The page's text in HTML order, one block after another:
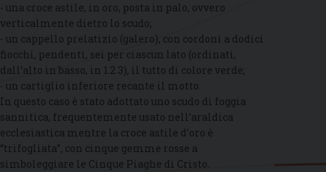
- una croce astile, in oro, posta in palo, ovvero
verticalmente dietro lo scudo;
- un cappello prelatizio (galero), con cordoni a dodici
fiocchi, pendenti, sei per ciascun lato (ordinati,
dall’alto in basso, in 1.2.3), il tutto di colore verde;
- un cartiglio inferiore recante il motto.
In questo caso è stato adottato uno scudo di foggia
sannitica, frequentemente usato nell’araldica
ecclesiastica mentre la croce astile d’oro è
“trifogliata”, con cinque gemme rosse a
simboleggiare le Cinque Piaghe di Cristo.